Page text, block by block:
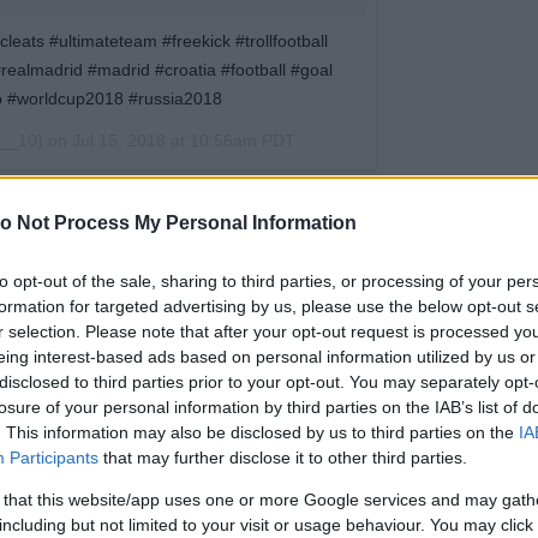
Not Process My Personal Information
opt-out of the sale, sharing to third parties, or processing of your
for targeted advertising by us, please use the below opt-out
selection. Please note that after your opt-out request is processed
interest-based ads based on personal information utilized by us
to third parties prior to your opt-out. You may separately
of your personal information by third parties on the IAB’s list of
This information may also be disclosed by us to third parties on the
Participants that may further disclose it to other third parties.
that this website/app uses one or more Google services and may
but not limited to your visit or usage behaviour. You may
#ultimateteam #freekick #trollfootball
#madrid #croatia #football #goal
#russia2018
elő Modricról:egy dokumentumfilmes, Pavle
élő kecskepásztorokról, akiknek a nyájait
napokban jött rá, a felvételein látható alig 5